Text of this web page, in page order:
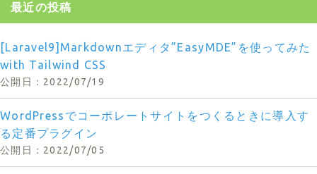
最近の投稿
[Laravel9]Markdownエディタ”EasyMDE”を使ってみた
with Tailwind CSS
2022/07/19
WordPressでコーポレートサイトをつくるときに導入す
る定番プラグイン
2022/07/05